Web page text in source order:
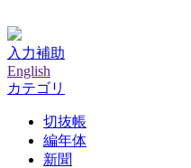
入力補助
English
カテゴリ
切抜帳
編年体
新聞